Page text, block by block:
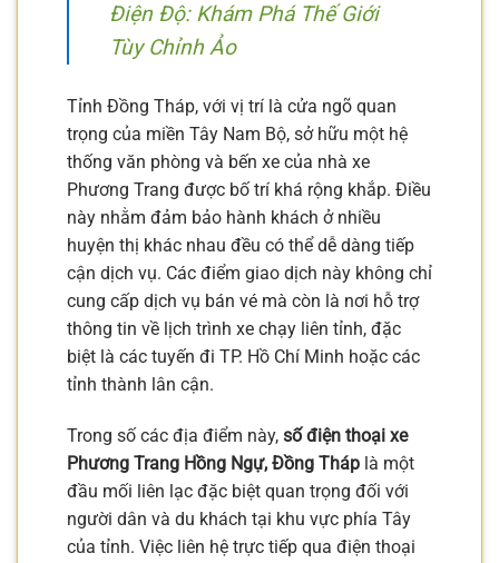
Điện Độ: Khám Phá Thế Giới
Tùy Chỉnh Ảo
Tỉnh Đồng Tháp, với vị trí là cửa ngõ quan
trọng của miền Tây Nam Bộ, sở hữu một hệ
thống văn phòng và bến xe của nhà xe
Phương Trang được bố trí khá rộng khắp. Điều
này nhằm đảm bảo hành khách ở nhiều
huyện thị khác nhau đều có thể dễ dàng tiếp
cận dịch vụ. Các điểm giao dịch này không chỉ
cung cấp dịch vụ bán vé mà còn là nơi hỗ trợ
thông tin về lịch trình xe chạy liên tỉnh, đặc
biệt là các tuyến đi TP. Hồ Chí Minh hoặc các
tỉnh thành lân cận.
Trong số các địa điểm này, số điện thoại xe
Phương Trang Hồng Ngự, Đồng Tháp là một
đầu mối liên lạc đặc biệt quan trọng đối với
người dân và du khách tại khu vực phía Tây
của tỉnh. Việc liên hệ trực tiếp qua điện thoại